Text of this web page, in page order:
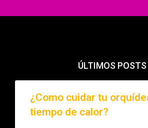
ÚLTIMOS POSTS
¿Como cuidar tu
tiempo de calor?